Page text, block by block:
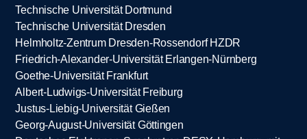
Technische Universität Dortmund
Technische Universität Dresden
Helmholtz-Zentrum Dresden-Rossendorf HZDR
Friedrich-Alexander-Universität Erlangen-Nürnberg
Goethe-Universität Frankfurt
Albert-Ludwigs-Universität Freiburg
Justus-Liebig-Universität Gießen
Georg-August-Universität Göttingen